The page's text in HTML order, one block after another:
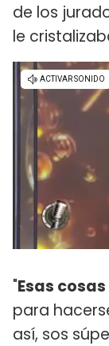
de los
le
"Esas
para
así, sos